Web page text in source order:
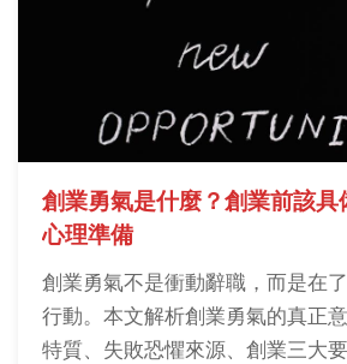
創業勇氣是什麼？創業前該
心理準備
創業勇氣不是衝動辭職，而是在
行動。本文解析創業勇氣的真正
特質、失敗恐懼來源、創業三大